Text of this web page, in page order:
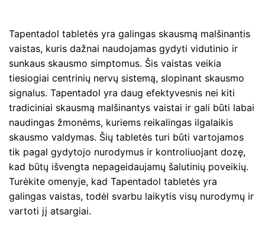
Tapentadol tabletės yra galingas skausmą malšinantis
vaistas, kuris dažnai naudojamas gydyti vidutinio ir
sunkaus skausmo simptomus. Šis vaistas veikia
tiesiogiai centrinių nervų sistemą, slopinant skausmo
signalus. Tapentadol yra daug efektyvesnis nei kiti
tradiciniai skausmą malšinantys vaistai ir gali būti labai
naudingas žmonėms, kuriems reikalingas ilgalaikis
skausmo valdymas. Šių tabletės turi būti vartojamos
tik pagal gydytojo nurodymus ir kontroliuojant dozę,
kad būtų išvengta nepageidaujamų šalutinių poveikių.
Turėkite omenyje, kad Tapentadol tabletės yra
galingas vaistas, todėl svarbu laikytis visų nurodymų ir
vartoti jį atsargiai.